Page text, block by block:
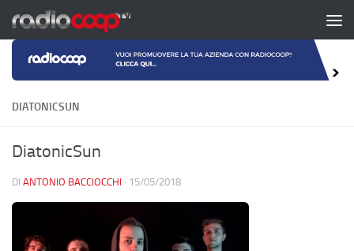
Salta al contenuto
DIATONICSUN
DiatonicSun
DI ANTONIO BACCIOCCHI · 15/05/2018